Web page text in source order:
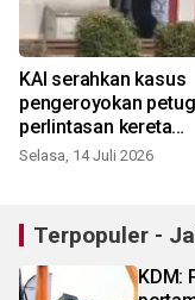
KAI serahkan kasus
pengeroyokan
perlintasan kereta
Leuwigoong ke
Selasa, 14 Juli 2026
Terpopuler -
KDM: